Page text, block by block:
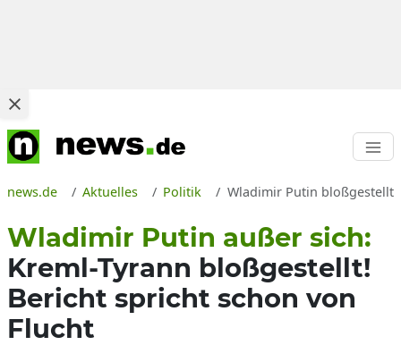
news.de Aktuelles Politik Wladimir Putin bloßgestellt
Wladimir Putin außer sich:
Kreml-Tyrann bloßgestellt!
Bericht spricht schon von
Flucht